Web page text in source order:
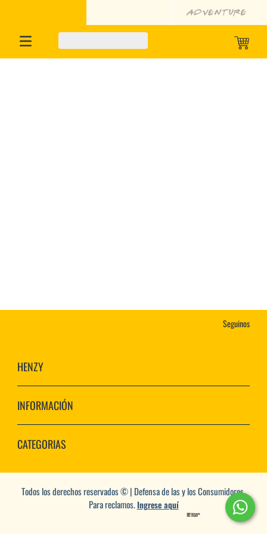
Seguinos
HENZY
INFORMACIÓN
CATEGORIAS
Todos los derechos reservados © | Defensa de las y los Consumidores.
Para reclamos.Ingrese aquí